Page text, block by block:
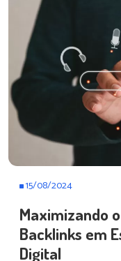
15/08/2024
Maximizando o
Backlinks em
Digital